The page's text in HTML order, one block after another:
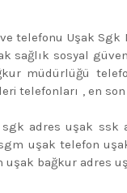
telefonu Uşak
sağlık sosyal
müdürlüğü
telefonları , en
adres uşak
uşak telefon
bağkur adres